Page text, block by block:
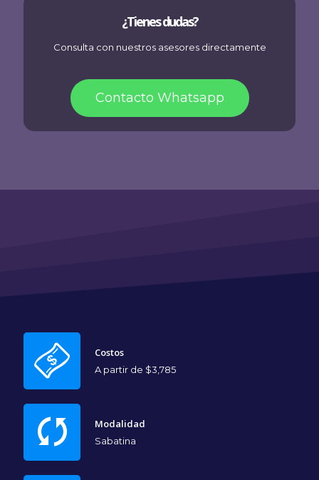
¿Tienes dudas?
Consulta con nuestros asesores directamente
Contacto Whatsapp
Costos
A partir de $3,785
Modalidad
Sabatina